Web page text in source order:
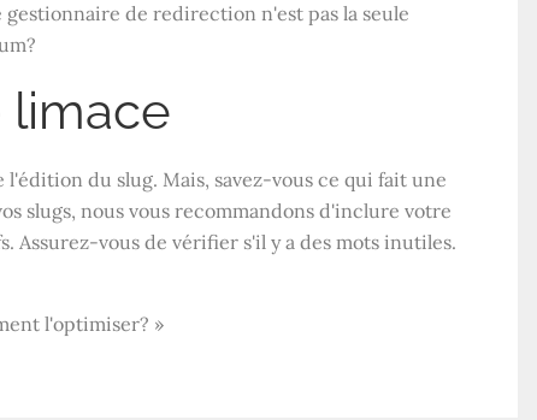
de redirection n'est pas la seule
limace
du slug. Mais, savez-vous ce qui fait une
slugs, nous vous recommandons d'inclure votre
vous de vérifier s'il y a des mots inutiles.
l'optimiser? »